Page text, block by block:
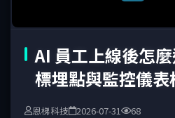
AI 員工上線後怎
標埋點與監控儀表
恩梯科技 2026-07-31 68